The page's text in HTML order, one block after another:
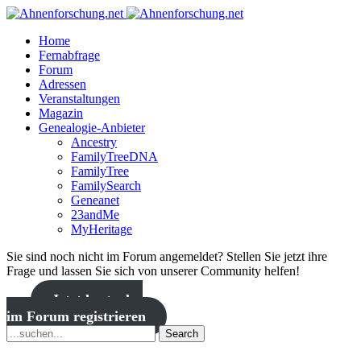
Home
Fernabfrage
Forum
Adressen
Veranstaltungen
Magazin
Genealogie-Anbieter
Ancestry
FamilyTreeDNA
FamilyTree
FamilySearch
Geneanet
23andMe
MyHeritage
Sie sind noch nicht im Forum angemeldet? Stellen Sie jetzt ihre
Frage und lassen Sie sich von unserer Community helfen!
Jetzt kostenlos
im Forum registrieren
Search